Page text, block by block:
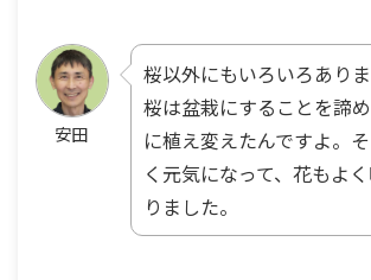
安田
桜以外にもいろいろあり
桜は盆栽にすることを諦
に植え変えたんですよ。
く元気になって、花もよ
りました。